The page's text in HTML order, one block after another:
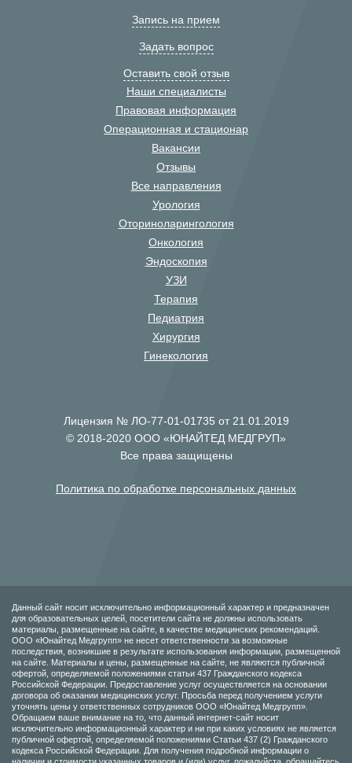
Запись на прием
Задать вопрос
Оставить свой отзыв
Наши специалисты
Правовая информация
Операционная и стационар
Вакансии
Отзывы
Все направления
Урология
Оториноларингология
Онкология
Эндоскопия
УЗИ
Терапия
Педиатрия
Хирургия
Гинекология
Лицензия № ЛО-77-01-01735 от 21.01.2019
© 2018-2020 ООО «ЮНАЙТЕД МЕДГРУП»
Все права защищены
Политика по обработке персональных данных
Данный сайт носит исключительно информационный характер и предназначен
для образовательных целей, посетители сайта не должны использовать
материалы, размещенные на сайте, в качестве медицинских рекомендаций.
ООО «Юнайтед Медгрупп» не несет ответственности за возможные
последствия, возникшие в результате использования информации, размещенной
на сайте. Материалы и цены, размещенные на сайте, не являются публичной
офертой, определяемой положениями статьи 437 Гражданского кодекса
Российской Федерации. Предоставление услуг осуществляется на основании
договора об оказании медицинских услуг. Просьба перед получением услуги
уточнять цены у ответственных сотрудников ООО «Юнайтед Медгрупп».
Обращаем ваше внимание на то, что данный интернет-сайт носит
исключительно информационный характер и ни при каких условиях не является
публичной офертой, определяемой положениями Статьи 437 (2) Гражданского
кодекса Российской Федерации. Для получения подробной информации о